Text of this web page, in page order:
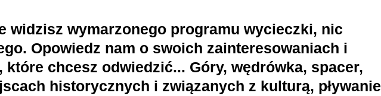
widzisz wymarzonego programu wycieczki, nic
Opowiedz nam o swoich zainteresowaniach i
które chcesz odwiedzić... Góry, wędrówka, spacer,
historycznych i związanych z kulturą, pływanie